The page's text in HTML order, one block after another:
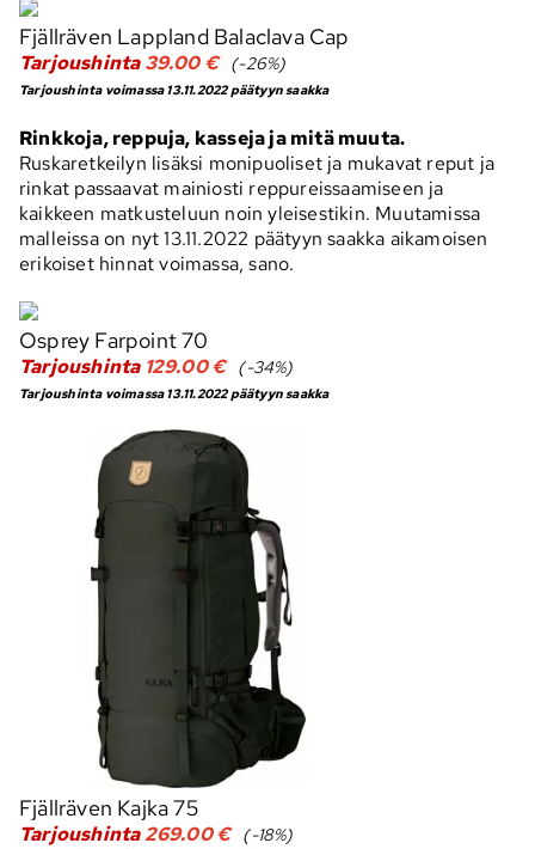
Fjällräven Lappland Balaclava Cap
Tarjoushinta39.00 € (-26%)
Tarjoushinta voimassa 13.11.2022 päätyyn saakka
Rinkkoja, reppuja, kasseja ja mitä muuta.
Ruskaretkeilyn lisäksi monipuoliset ja mukavat reput ja
rinkat passaavat mainiosti reppureissaamiseen ja
kaikkeen matkusteluun noin yleisestikin. Muutamissa
malleissa on nyt 13.11.2022 päätyyn saakka aikamoisen
erikoiset hinnat voimassa, sano.
Osprey Farpoint 70
Tarjoushinta129.00 € (-34%)
Tarjoushinta voimassa 13.11.2022 päätyyn saakka
Fjällräven Kajka 75
Tarjoushinta269.00 € (-18%)